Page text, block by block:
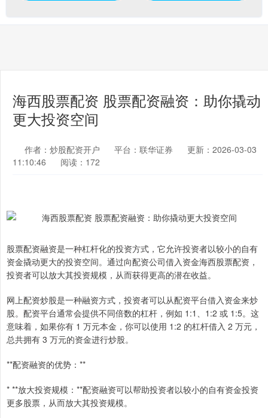
海西股票配资 股票配资融资：助你撬动
更大投资空间
作者：炒股配资开户 平台：联华证券
更新：2026-03-03
11:10:46
阅读：172
股票配资融资是一种杠杆化的投资方式，它允许投资者以较小的自有
资金撬动更大的投资空间。通过向配资公司借入资金海西股票配资，
投资者可以放大其投资规模，从而获得更高的潜在收益。
网上配资炒股是一种融资方式，投资者可以从配资平台借入资金来炒
股。配资平台通常会提供不同倍数的杠杆，例如 1:1、1:2 或 1:5。这
意味着，如果你有 1 万元本金，你可以使用 1:2 的杠杆借入 2 万元，
总共拥有 3 万元的资金进行炒股。
**配资融资的优势：**
* **放大投资规模：**配资融资可以帮助投资者以较小的自有资金投资
更多股票，从而放大其投资规模。